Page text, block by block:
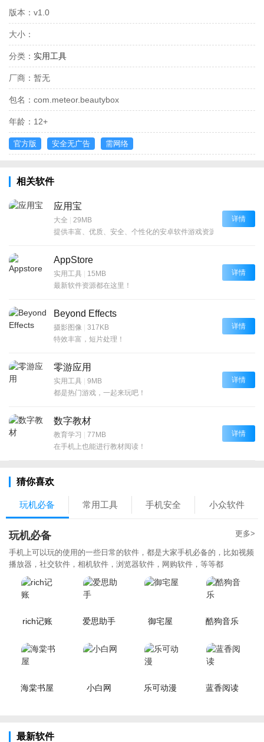
版本： v1.0
大小：
分类： 实用工具
厂商： 暂无
包名： com.meteor.beautybox
年龄： 12+
官方版 安全无广告 需网络
相关软件
应用宝
大全 | 29MB
提供丰富、优质、安全、个性化的安卓软件游戏资源和一站式的下
详情
AppStore
实用工具 | 15MB
最新软件资源都在这里！
详情
Beyond Effects
摄影图像 | 317KB
特效丰富，短片处理！
详情
零游应用
实用工具 | 9MB
都是热门游戏，一起来玩吧！
详情
数字教材
教育学习 | 77MB
在手机上也能进行教材阅读！
详情
猜你喜欢
玩机必备 常用工具 手机安全 小众软件
玩机必备 更多>
手机上可以玩的使用的一些日常的软件，都是大家手机必备的，比如视频
播放器，社交软件，相机软件，浏览器软件，网购软件，等等都
rich记账 爱思助手 御宅屋 酷狗音乐
海棠书屋 小白网 乐可动漫 蓝香阅读
最新软件